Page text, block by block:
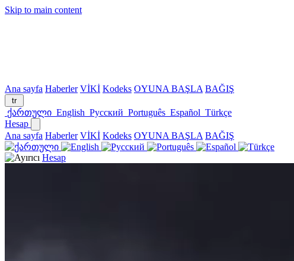
Skip to main content
Ana sayfa Haberler VİKİ Kodeks OYUNA BAŞLA BAĞIŞ
tr
ქართული English Русский Português Español Türkçe
Hesap
Ana sayfa Haberler VİKİ Kodeks OYUNA BAŞLA BAĞIŞ
Hesap